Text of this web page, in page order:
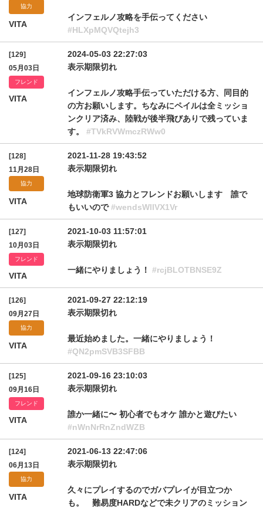
協力
VITA
インフェルノ攻略を手伝ってください
#HLXpMQVQtejh3
[129]
05月03日
フレンド
VITA
2024-05-03 22:27:03
表示期限切れ
インフェルノ攻略手伝っていただける方、同目的
の方お願いします。ちなみにペイルは全ミッショ
ンクリア済み、陸戦が後半飛びありで残っていま
す。 #TVkRVWmczRWw0
[128]
11月28日
協力
VITA
2021-11-28 19:43:52
表示期限切れ
地球防衛軍3 協力とフレンドお願いします 誰で
もいいので#wendsWllVX1Vr
[127]
10月03日
フレンド
VITA
2021-10-03 11:57:01
表示期限切れ
一緒にやりましょう！ #rcjBLOTBNSE9Z
[126]
09月27日
協力
VITA
2021-09-27 22:12:19
表示期限切れ
最近始めました。一緒にやりましょう！
#QN2pmSVB3SFBB
[125]
09月16日
フレンド
VITA
2021-09-16 23:10:03
表示期限切れ
誰か一緒に〜 初心者でもオケ 誰かと遊びたい
#nWnNrRnZndWZB
[124]
06月13日
協力
VITA
2021-06-13 22:47:06
表示期限切れ
久々にプレイするのでガバプレイが目立つか
も。 難易度HARDなどで未クリアのミッション